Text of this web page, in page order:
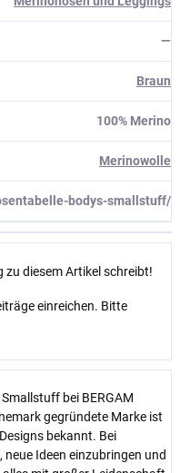
—
Braun
100% Merino
Merinowolle
bodys-smallstuff/
zu diesem Artikel schreibt!
einreichen. Bitte
bei BERGAM
gegründete Marke ist
bekannt. Bei
Ideen einzubringen und